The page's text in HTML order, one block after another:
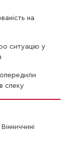
на
ситуацію у
спеку